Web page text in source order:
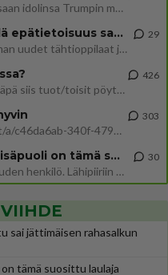
Näin tekisi ainakin Rydman seuratessaan idolinsa Trumpin mallia https://www.is.fi/politiikka/art-2000012187244.html
Uuden TTK-juontajan ympärillä epätietoisuus sakenee - Nyt MTV hämmentää soppaa
TTK tulee taas tänä syksynä. Ohjelman uudet tähtioppilaat julkistetaan torstaina 6. elokuuta klo 14 alkavassa lehdistö
29
Siinäpä se kysymys on otsikossa. Mitäpä siis tuot/toisit pöytään parisuhteessa? Oletko mies vai nainen? Koetko sen mitä
426
https://www.iltalehti.fi/viihdeuutiset/a/c46da6ab-340f-4790-aaa7-0865eed2336 Yrityksen konkurssihakemus on tullut kärä
303
Tiesitkö? Martina Aitolehden isäpuoli on tämä suosittu laulaja
Martina Aitolehti on seurattu julkisuuden henkilö. Lähipiiriin mahtuu muitakin tunnettuja henkilöitä. Tiesitkö, että Ma
30
sai jättimäisen rahasalkun
tämä suosittu laulaja